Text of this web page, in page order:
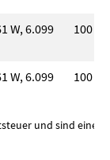
W, 6.099
100
W, 6.099
100
und sind eine